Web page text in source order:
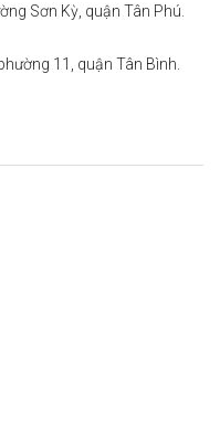
Sơn Kỳ, quận Tân Phú.
11, quận Tân Bình.